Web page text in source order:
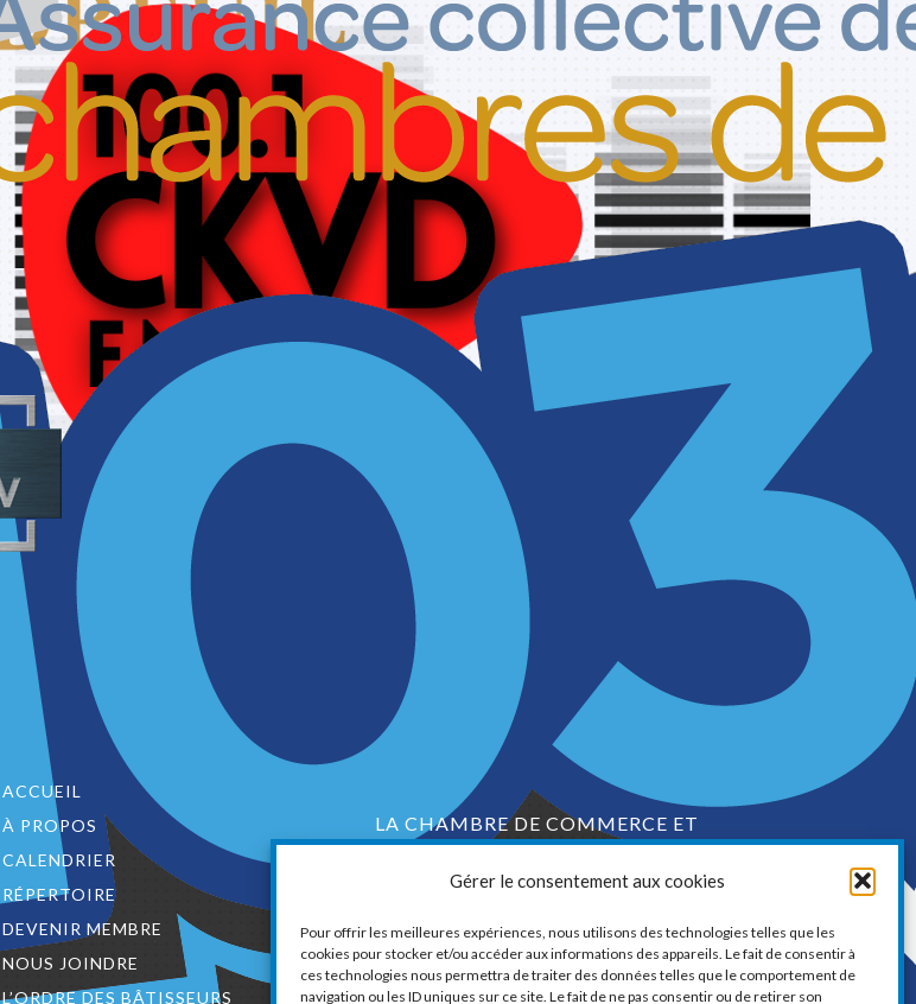
Gérer le consentement aux cookies
Pour offrir les meilleures expériences, nous utilisons des technologies telles que les
cookies pour stocker et/ou accéder aux informations des appareils. Le fait de consentir à
ces technologies nous permettra de traiter des données telles que le comportement de
navigation ou les ID uniques sur ce site. Le fait de ne pas consentir ou de retirer son
ACCUEIL
À PROPOS
CALENDRIER
RÉPERTOIRE
DEVENIR MEMBRE
NOUS JOINDRE
L’ORDRE DES BÂTISSEURS
LA CHAMBRE DE COMMERCE ET
D’INDUSTRIE DE VAUDREUIL-SOULANGES
11, boul. de la Cité-des-Jeunes, Suite 201
J7V 0N3
Téléphone :450 424-6886